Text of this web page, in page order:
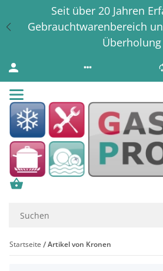
Seit über 20 Jahren
Gebrauchtwarenbereich
Überholung
Startseite Artikel von Kronen